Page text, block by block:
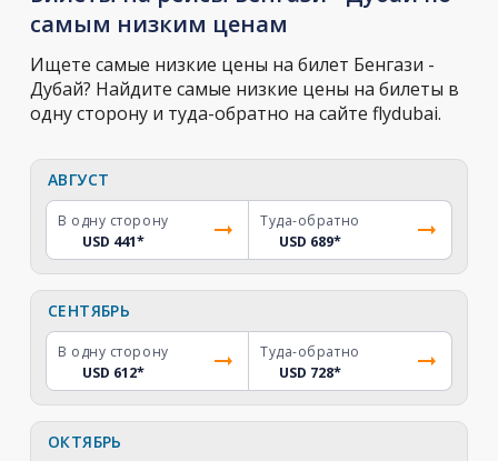
самым низким ценам
Ищете самые низкие цены на билет Бенгази -
Дубай? Найдите самые низкие цены на билеты в
одну сторону и туда-обратно на сайте flydubai.
АВГУСТ
В одну сторону
USD 441*
Туда-обратно
USD 689*
СЕНТЯБРЬ
В одну сторону
USD 612*
Туда-обратно
USD 728*
ОКТЯБРЬ